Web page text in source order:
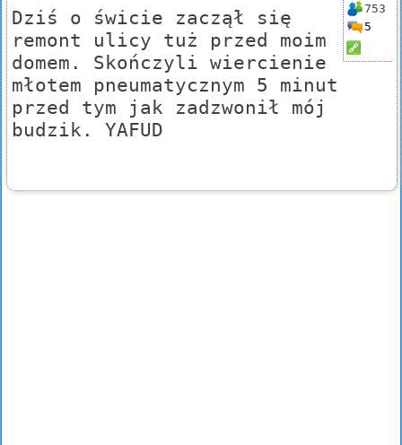
753
5
Dziś o świcie zaczął się
remont ulicy tuż przed moim
domem. Skończyli wiercienie
młotem pneumatycznym 5 minut
przed tym jak zadzwonił mój
budzik. YAFUD